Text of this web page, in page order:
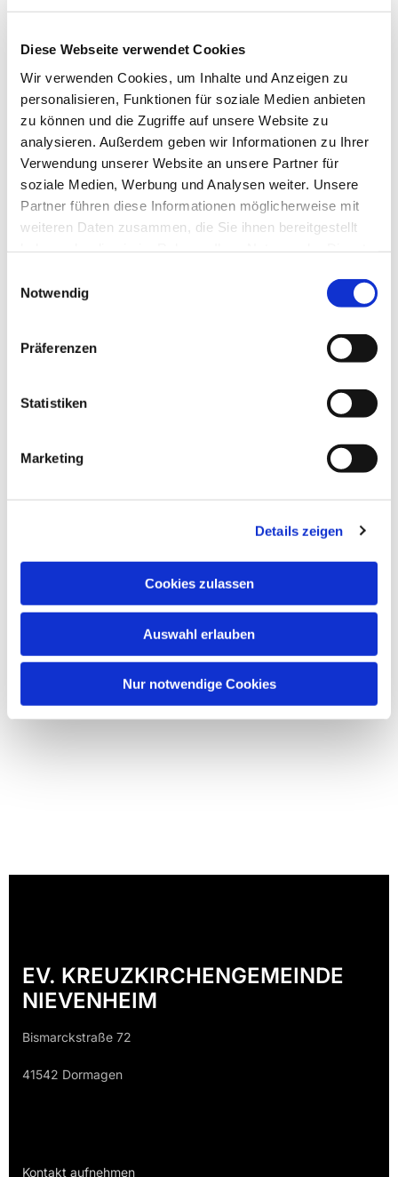
Diese Webseite verwendet Cookies
Wir verwenden Cookies, um Inhalte und Anzeigen zu
personalisieren, Funktionen für soziale Medien anbieten
zu können und die Zugriffe auf unsere Website zu
analysieren. Außerdem geben wir Informationen zu Ihrer
Verwendung unserer Website an unsere Partner für
soziale Medien, Werbung und Analysen weiter. Unsere
Partner führen diese Informationen möglicherweise mit
weiteren Daten zusammen, die Sie ihnen bereitgestellt
Notwendig
Präferenzen
Statistiken
Marketing
Details zeigen
Cookies zulassen
Auswahl erlauben
Nur notwendige Cookies
EV. KREUZKIRCHENGEMEINDE
NIEVENHEIM
Bismarckstraße 72
41542 Dormagen
Kontakt aufnehmen